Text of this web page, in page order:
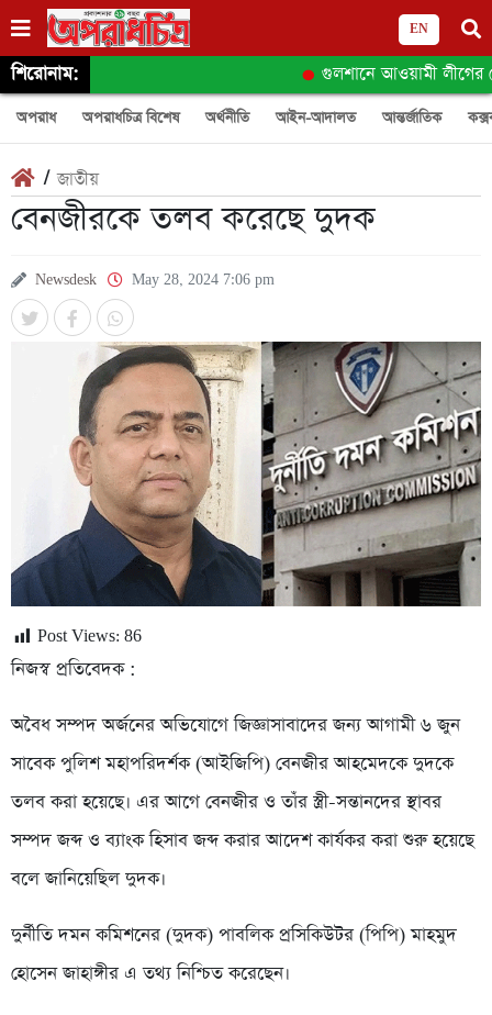
EN
শিরোনাম: গুলশানে আওয়ামী লীগের
অপরাধ অপরাধচিত্র বিশেষ অর্থনীতি আইন-আদালত আন্তর্জাতিক
/জাতীয়
বেনজীরকে তলব করেছে দুদক
Newsdesk May 28, 2024 7:06 pm
Post Views: 86
নিজস্ব প্রতিবেদক :
অবৈধ সম্পদ অর্জনের অভিযোগে জিজ্ঞাসাবাদের জন্য আগামী ৬ জুন
সাবেক পুলিশ মহাপরিদর্শক (আইজিপি) বেনজীর আহমেদকে দুদকে
তলব করা হয়েছে। এর আগে বেনজীর ও তাঁর স্ত্রী-সন্তানদের স্থাবর
সম্পদ জব্দ ও ব্যাংক হিসাব জব্দ করার আদেশ কার্যকর করা শুরু হয়েছে
বলে জানিয়েছিল দুদক।
দুর্নীতি দমন কমিশনের (দুদক) পাবলিক প্রসিকিউটর (পিপি) মাহমুদ
হোসেন জাহাঙ্গীর এ তথ্য নিশ্চিত করেছেন।